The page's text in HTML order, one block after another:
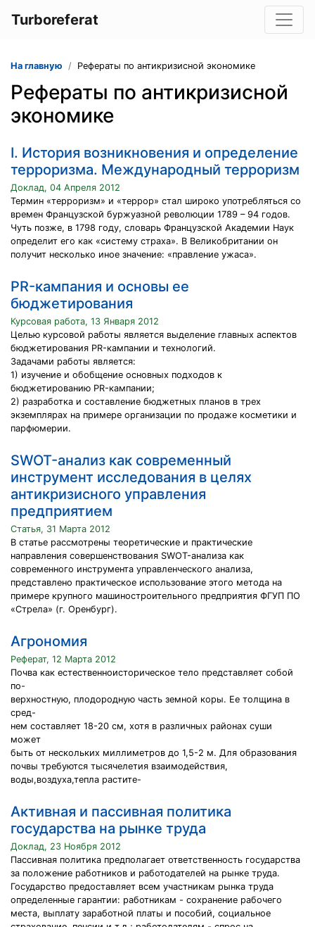
Turboreferat
На главную Рефераты по антикризисной экономике
Рефераты по антикризисной
экономике
I. История возникновения и определение
терроризма. Международный терроризм
Доклад, 04 Апреля 2012
Термин «терроризм» и «террор» стал широко употребляться со
времен Французской буржуазной революции 1789 – 94 годов.
Чуть позже, в 1798 году, словарь Французской Академии Наук
определит его как «систему страха». В Великобритании он
получит несколько иное значение: «правление ужаса».
PR-кампания и основы ее
бюджетирования
Курсовая работа, 13 Января 2012
Целью курсовой работы является выделение главных аспектов
бюджетирования PR-кампании и технологий.
Задачами работы является:
1) изучение и обобщение основных подходов к
бюджетированию PR-кампании;
2) разработка и составление бюджетных планов в трех
экземплярах на примере организации по продаже косметики и
парфюмерии.
SWOT-анализ как современный
инструмент исследования в целях
антикризисного управления
предприятием
Статья, 31 Марта 2012
В статье рассмотрены теоретические и практические
направления совершенствования SWOT-анализа как
современного инструмента управленческого анализа,
представлено практическое использование этого метода на
примере крупного машиностроительного предприятия ФГУП ПО
«Стрела» (г. Оренбург).
Агрономия
Реферат, 12 Марта 2012
Почва как естественноисторическое тело представляет собой
по-
верхностную, плодородную часть земной коры. Ее толщина в
сред-
нем составляет 18-20 см, хотя в различных районах суши
может
быть от нескольких миллиметров до 1,5-2 м. Для образования
почвы требуются тысячелетия взаимодействия,
воды,воздуха,тепла растите-
Активная и пассивная политика
государства на рынке труда
Доклад, 23 Ноября 2012
Пассивная политика предполагает ответственность государства
за положение работников и работодателей на рынке труда.
Государство предоставляет всем участникам рынка труда
определенные гарантии: работникам - сохранение рабочего
места, выплату заработной платы и пособий, социальное